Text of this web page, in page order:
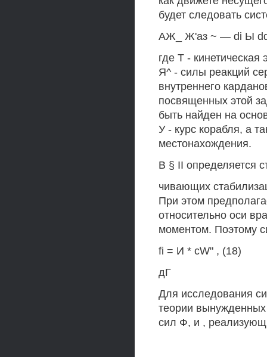
будет следовать
АЖ_ Ж'аз ~ — di Ы dd
где Т -
Я^ - силы реакций
внутреннего
посвященных этой
быть найден на
У - курс корабля, а
местонахождения.
В § II определяется
чивающих
При этом
относительно оси
моментом. Поэтому
fi = И * cW" , (18)
дГ
Для исследования
теории
сил Ф, и ,